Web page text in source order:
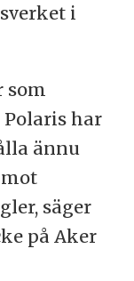
i
som
Polaris har
ännu
säger
på Aker